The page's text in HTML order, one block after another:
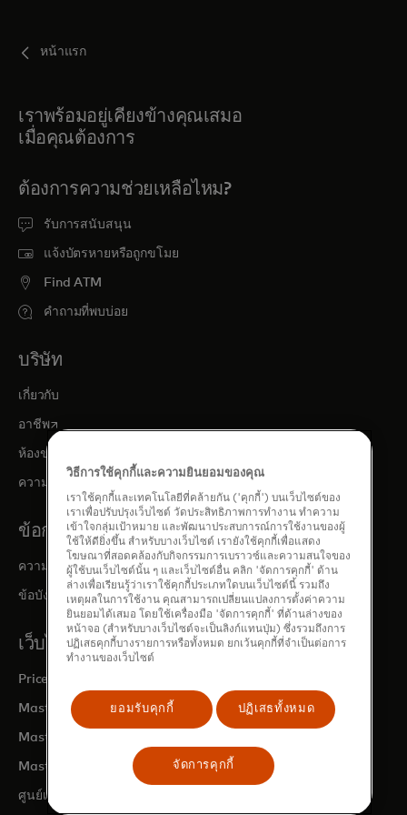
เพื่อโลก
ข่าวสารและแนวโน้ม
หน้าแรก
เราพร้อมอยู่เคียงข้างคุณเสมอ
เมื่อคุณต้องการ
ต้องการความช่วยเหลือไหม?
รับการสนับสนุน
แจ้งบัตรหายหรือถูกขโมย
Find ATM
คำถามที่พบบ่อย
บริษัท
เกี่ยวกับ
อาชีพopens in a new tab
ห้องข่าว
ความสัมพันธ์กับนักลงทุน opens in a new tab
ข้อกฎหมายและนโยบายความเป็นส่วนตัว
ความเป็นส่วนตัวและความรับผิดชอบต่อข้อมูล
ข้อบังคับองค์กรที่มีผลผูกพัน (BCRs)
เว็บไซต์ของ MASTERCARD
Priceless.com
Mastercard Business Intelligenceopens in a new tab
Mastercard Developers
Mastercard ศูนย์การตลาด opens in a new tab
ศูนย์เพื่อการเติบโตอย่างครอบคลุม
วิธีการใช้คุกกี้และความยินยอมของคุณ
เราใช้คุกกี้และเทคโนโลยีที่คล้ายกัน ('คุกกี้') บนเว็บไซต์ของ
เราเพื่อปรับปรุงเว็บไซต์ วัดประสิทธิภาพการทำงาน ทำความ
เข้าใจกลุ่มเป้าหมาย และพัฒนาประสบการณ์การใช้งานของผู้
ใช้ให้ดียิ่งขึ้น สำหรับบางเว็บไซต์ เรายังใช้คุกกี้เพื่อแสดง
โฆษณาที่สอดคล้องกับกิจกรรมการเบราวซ์และความสนใจของ
ผู้ใช้บนเว็บไซต์นั้น ๆ และเว็บไซต์อื่น คลิก 'จัดการคุกกี้' ด้าน
ล่างเพื่อเรียนรู้ว่าเราใช้คุกกี้ประเภทใดบนเว็บไซต์นี้ รวมถึง
เหตุผลในการใช้งาน คุณสามารถเปลี่ยนแปลงการตั้งค่าความ
ยินยอมได้เสมอ โดยใช้เครื่องมือ 'จัดการคุกกี้' ที่ด้านล่างของ
หน้าจอ (สำหรับบางเว็บไซต์จะเป็นลิงก์แทนปุ่ม) ซึ่งรวมถึงการ
ปฏิเสธคุกกี้บางรายการหรือทั้งหมด ยกเว้นคุกกี้ที่จำเป็นต่อการ
ทำงานของเว็บไซต์
ยอมรับคุกกี้ ปฏิเสธทั้งหมด
จัดการคุกกี้